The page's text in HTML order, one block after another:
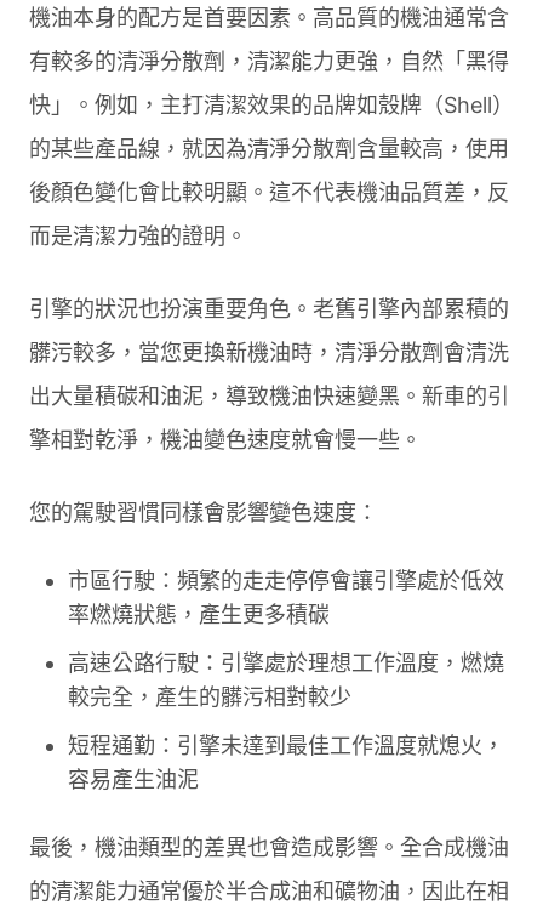
機油本身的配方是首要因素。高品質的機油通常含
有較多的清淨分散劑，清潔能力更強，自然「黑得
快」。例如，主打清潔效果的品牌如殼牌（Shell）
的某些產品線，就因為清淨分散劑含量較高，使用
後顏色變化會比較明顯。這不代表機油品質差，反
而是清潔力強的證明。
引擎的狀況也扮演重要角色。老舊引擎內部累積的
髒污較多，當您更換新機油時，清淨分散劑會清洗
出大量積碳和油泥，導致機油快速變黑。新車的引
擎相對乾淨，機油變色速度就會慢一些。
您的駕駛習慣同樣會影響變色速度：
市區行駛：頻繁的走走停停會讓引擎處於低效
率燃燒狀態，產生更多積碳
高速公路行駛：引擎處於理想工作溫度，燃燒
較完全，產生的髒污相對較少
短程通勤：引擎未達到最佳工作溫度就熄火，
容易產生油泥
最後，機油類型的差異也會造成影響。全合成機油
的清潔能力通常優於半合成油和礦物油，因此在相